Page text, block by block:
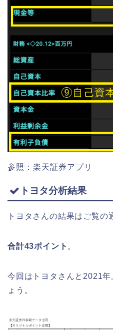
参照：楽天証券アプリ
トヨタ分析結果
トヨタさんの結果はご覧の
合計43ポイント 。
今回はトヨタさんと2021
ょう。